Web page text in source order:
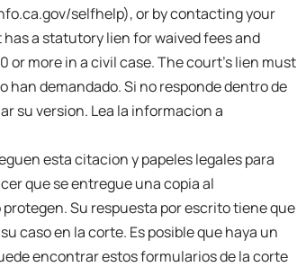
selfhelp), or by contacting your
a statutory lien for waived fees and
more in a civil case. The court’s lien must
han demandado. Si no responde dentro de
su version. Lea la informacion a
esta citacion y papeles legales para
que se entregue una copia al
Su respuesta por escrito tiene que
caso en la corte. Es posible que haya un
encontrar estos formularios de la corte